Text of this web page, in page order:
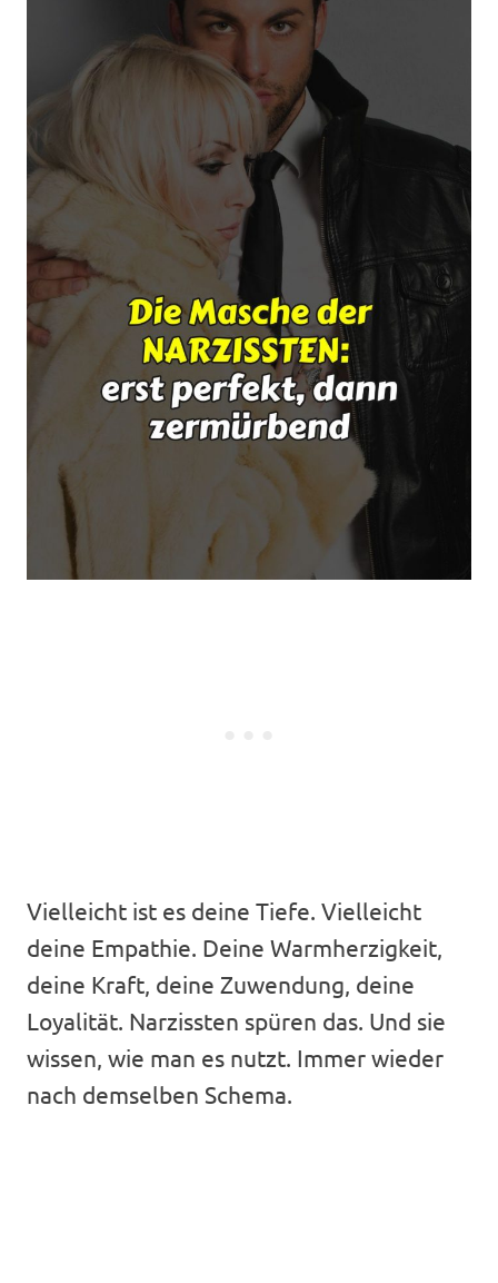
Vielleicht ist es deine Tiefe. Vielleicht
deine Empathie. Deine Warmherzigkeit,
deine Kraft, deine Zuwendung, deine
Loyalität. Narzissten spüren das. Und sie
wissen, wie man es nutzt. Immer wieder
nach demselben Schema.